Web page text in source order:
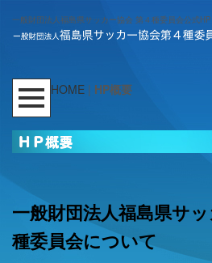
一般財団法人福島県サッカー協会 第４種委員会公式HP
HOME | HP概要
一般財団法人福島県サ
種委員会について